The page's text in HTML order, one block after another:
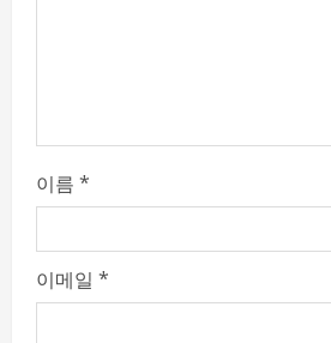
이름 *
이메일 *